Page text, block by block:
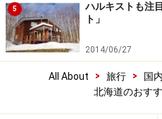
5
ハルキストも注
ト」
2014/06/27
All About > 旅行 > 国
北海道のおす